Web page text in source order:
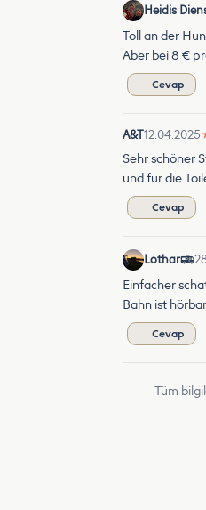
Heidis
Toll an der
Aber bei 8 €
Cevap
A&T12.04.2025
Sehr schöner
und für die
Cevap
Lothar
Einfacher
Bahn ist
Cevap
Tüm